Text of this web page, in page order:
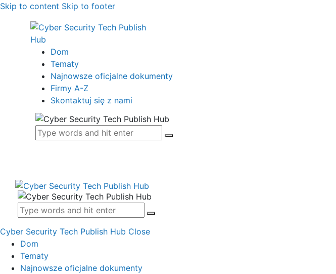
Skip to content Skip to footer
Dom
Tematy
Najnowsze oficjalne dokumenty
Firmy A-Z
Skontaktuj się z nami
Cyber Security Tech Publish Hub Close
Dom
Tematy
Najnowsze oficjalne dokumenty